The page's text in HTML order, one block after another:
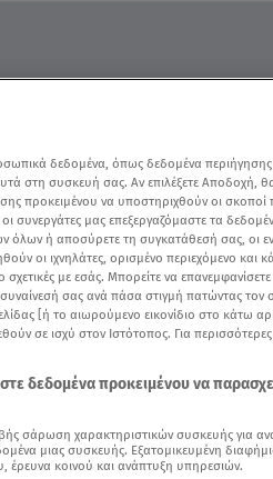
on Google
δεδομένα, όπως δεδομένα
στη συσκευή σας. Αν επιλέξετε Αποδοχή,
προκειμένου να υποστηριχθούν οι σκοποί
συνεργάτες μας επεξεργαζόμαστε τα
όλων ή αποσύρετε τη συγκατάθεσή σας, οι
οι ιχνηλάτες, ορισμένο περιεχόμενο και
σχετικές με εσάς. Μπορείτε να
σας ανά πάσα στιγμή πατώντας τον
[ή το αιωρούμενο εικονίδιο στο κάτω
σε ισχύ στον Ιστότοπος. Για
δεδομένα προκειμένου να
σάρωση χαρακτηριστικών συσκευής για
μιας συσκευής. Εξατομικευμένη
έρευνα κοινού και ανάπτυξη υπηρεσιών.